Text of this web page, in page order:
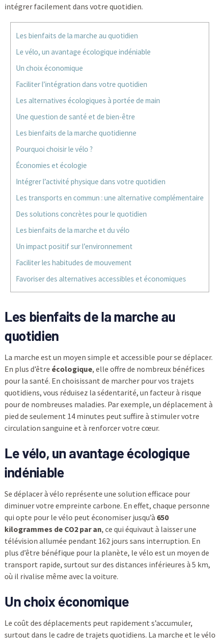
intégrer facilement dans votre quotidien.
Les bienfaits de la marche au quotidien
Le vélo, un avantage écologique indéniable
Un choix économique
Faciliter l’intégration dans votre quotidien
Les alternatives écologiques à portée de main
Une question de santé et de bien-être
Les bienfaits de la marche quotidienne
Pourquoi choisir le vélo ?
Économies et écologie
Intégrer l’activité physique dans votre quotidien
Les transports en commun : une alternative complémentaire
Des solutions concrètes pour le quotidien
Les bienfaits de la marche et du vélo
Un impact positif sur l’environnement
Faciliter les habitudes de mouvement
Favoriser des alternatives accessibles et économiques
Les bienfaits de la marche au
quotidien
La marche est un moyen simple et accessible pour se déplacer.
En plus d’être écologique, elle offre de nombreux bénéfices
pour la santé. En choisissant de marcher pour vos trajets
quotidiens, vous réduisez la sédentarité, un facteur à risque
pour de nombreuses maladies. Par exemple, un déplacement à
pied de seulement 14 minutes peut suffire à stimuler votre
circulation sanguine et à renforcer votre cœur.
Le vélo, un avantage écologique
indéniable
Se déplacer à vélo représente une solution efficace pour
diminuer votre empreinte carbone. En effet, chaque personne
qui opte pour le vélo peut économiser jusqu’à 650
kilogrammes de CO2 par an, ce qui équivaut à laisser une
télévision allumée pendant 162 jours sans interruption. En
plus d’être bénéfique pour la planète, le vélo est un moyen de
transport rapide, surtout sur des distances inférieures à 5 km,
où il rivalise même avec la voiture.
Un choix économique
Le coût des déplacements peut rapidement s’accumuler,
surtout dans le cadre de trajets quotidiens. La marche et le vélo